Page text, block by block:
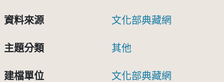
資料來源 文化部典藏網
主題分類 其他
建檔單位 文化部典藏網